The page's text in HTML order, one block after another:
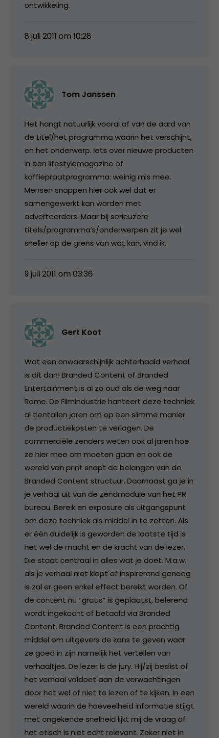
ontwikkeling.
8 juli 2011 om 10:28
Tom Janssen
Het hangt natuurlijk vooral af van de aard van
de titel/het programma waarin het verschijnt,
en het onderwerp. Iets over nieuwe producten
in een lifestylemagazine of
koffiepraatprogramma: weinig mis mee.
Mensen snappen hier ook wel dat er
samengewerkt kan worden met
adverteerders. Maar bij serieuzere
titels/programma’s/onderwerpen zit je wel
sneller op de grens van wat kan, vind ik.
9 juli 2011 om 03:36
Gert Koot
Wat een onwaarschijnlijk achterhaald verhaal
is dit dan! Branded Content of Branded
Entertainment is al zo oud als de weg naar
Rome. De Filmindustrie hanteert deze techniek
al tientallen jaren om op een slimme manier
de productiekosten te verlagen. De
commerciële zenders weten ook al jaren hoe
ze hier mee om moeten gaan en ook de
wereld van print snapt de belangen van de
Branded Content structuur. Daarnaast ga je in
je verhaal uit van de zendmodule van het PR
bureau. Bereik en exposure als uitgangspunt
om deze techniek als middel in te zetten. Als
er één duidelijk is geworden de laatste tijd is
het wel de macht en de kracht van de lezer.
Die staat centraal in alles wat je doet. M.a.w.
als je verhaal niet klopt of inspirerend genoeg
is zal er geen enkel effect bereikt worden. Of
de content nu “gratis” is geplaatst, belerend
wordt ingekocht of betaald via Branded
Content. Branded Content is een prachtig
middel om uitgevers de kans te geven waar
ze goed in zijn namelijk het vertellen van
verhaaltjes. De lezer is de jury. Hij/zij beslist of
het verhaal voldoet aan de verwachtingen
door het wel of niet te lezen of te kijken. In een
wereld waarin de hoeveelheid informatie stijgt
met ongekende snelheid lijkt mij de vraag of
het etisch is niet echt relevant. Zeker niet in